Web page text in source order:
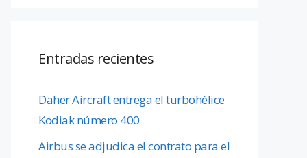
Entradas recientes
Daher Aircraft entrega el turbohélice
Kodiak número 400
Airbus se adjudica el contrato para el